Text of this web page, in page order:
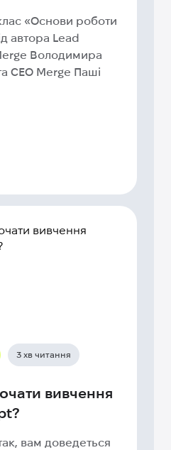
«Основи роботи
автора Lead
Володимира
CEO Merge Паші
3 хв читання
вивчення
вам доведеться